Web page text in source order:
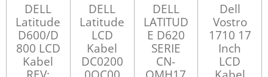
DELL
Latitude
D600/D
800 LCD
Kabel
DELL
Latitude
LCD
Kabel
DC0200
DELL
LATITUD
E D620
SERIE
CN-
Dell
Vostro
1710 17
Inch
LCD